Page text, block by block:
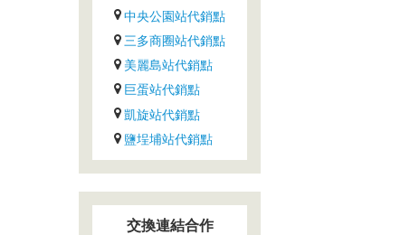
中央公園站代銷點
三多商圈站代銷點
美麗島站代銷點
巨蛋站代銷點
凱旋站代銷點
鹽埕埔站代銷點
交換連結合作